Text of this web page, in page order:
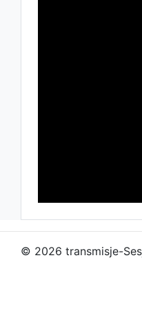
© 2026 transmisje-